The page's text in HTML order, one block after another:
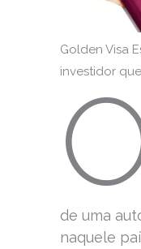
Golden Visa
investidor
de uma
naquele